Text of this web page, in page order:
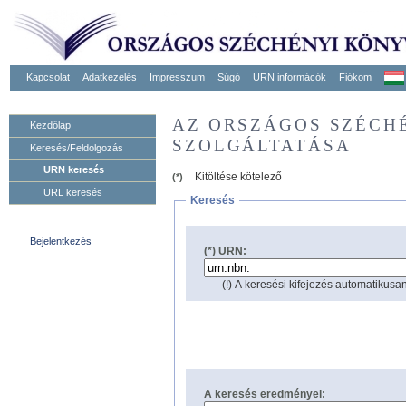
Kapcsolat Adatkezelés Impresszum Súgó URN informácók Fiókom
Kezdőlap
Keresés/Feldolgozás
URN keresés
URL keresés
Bejelentkezés
AZ ORSZÁGOS
SZOLGÁLTATÁSA
(*)
Kitöltése kötelező
Keresés
(*) URN:
(!) A keresési kifejezés
A keresés eredményei: